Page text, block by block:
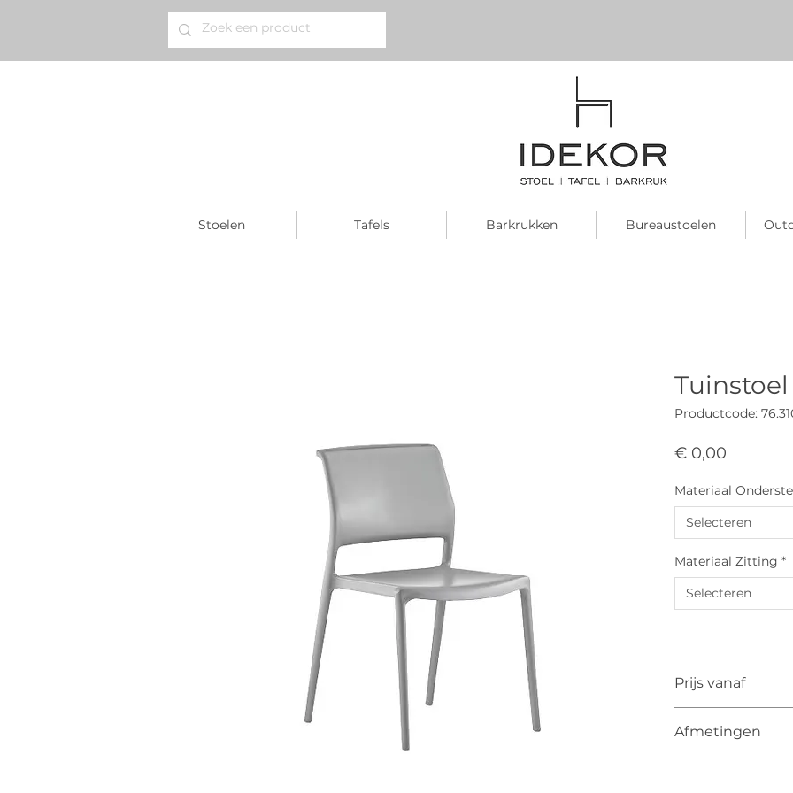
Stoelen Tafels Barkrukken Bureaustoelen
Tuinstoel
Productcode:
€ 0,00
Materiaal
Selecteren
Materiaal Zitting *
Selecteren
Prijs vanaf
De uiteindelijke
Afmetingen